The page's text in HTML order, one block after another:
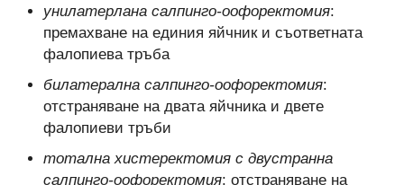
унилатерлана салпинго-оофоректомия:
премахване на единия яйчник и съответната
фалопиева тръба
билатерална салпинго-оофоректомия:
отстраняване на двата яйчника и двете
фалопиеви тръби
тотална хистеректомия с двустранна
салпинго-оофоректомия: отстраняване на